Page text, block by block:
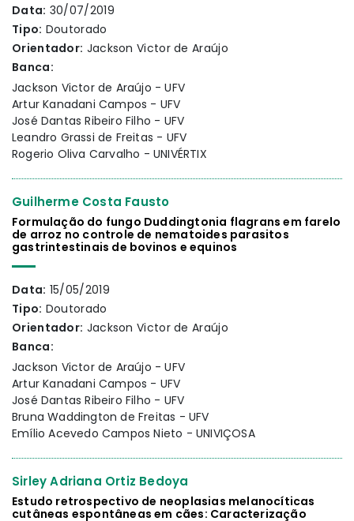
Data: 30/07/2019
Tipo: Doutorado
Orientador: Jackson Victor de Araújo
Banca:
Jackson Victor de Araújo - UFV
Artur Kanadani Campos - UFV
José Dantas Ribeiro Filho - UFV
Leandro Grassi de Freitas - UFV
Rogerio Oliva Carvalho - UNIVÉRTIX
Guilherme Costa Fausto
Formulação do fungo Duddingtonia flagrans em farelo
de arroz no controle de nematoides parasitos
gastrintestinais de bovinos e equinos
Data: 15/05/2019
Tipo: Doutorado
Orientador: Jackson Victor de Araújo
Banca:
Jackson Victor de Araújo - UFV
Artur Kanadani Campos - UFV
José Dantas Ribeiro Filho - UFV
Bruna Waddington de Freitas - UFV
Emílio Acevedo Campos Nieto - UNIVIÇOSA
Sirley Adriana Ortiz Bedoya
Estudo retrospectivo de neoplasias melanocíticas
cutâneas espontâneas em cães: Caracterização